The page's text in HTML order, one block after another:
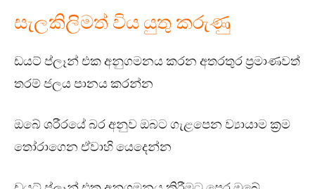
සැලකිලිමත් විය යුතු කරුණු
ඩයට් ප්ලෑන් එක අනුගමනය කරන අතරතුර ප්‍රමාණවත්
තරම් ජලය පානය කරන්න
ඔබේ ශරීරයේ බර අනුව ඔබට ගැළපෙන ව්‍යායාම ක්‍රම
තෝරාගෙන ඒවාහි යෙදෙන්න